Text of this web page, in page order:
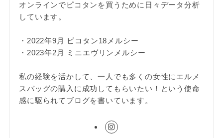
オンラインでピコタンを買うために日々データ分析
しています。
・2022年9月 ピコタン18メルシー
・2023年2月 ミニエヴリンメルシー
私の経験を活かして、一人でも多くの女性にエルメ
スバッグの購入に成功してもらいたい！という使命
感に駆られてブログを書いています。